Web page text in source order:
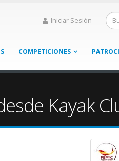
Iniciar Sesión
COMPETICIONES
Kayak